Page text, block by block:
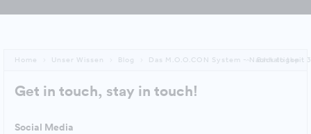
Home Unser Wissen Blog Das M.O.O.CON System - Nachhaltigkeit
Back to top
Get in touch, stay in touch!
Social Media